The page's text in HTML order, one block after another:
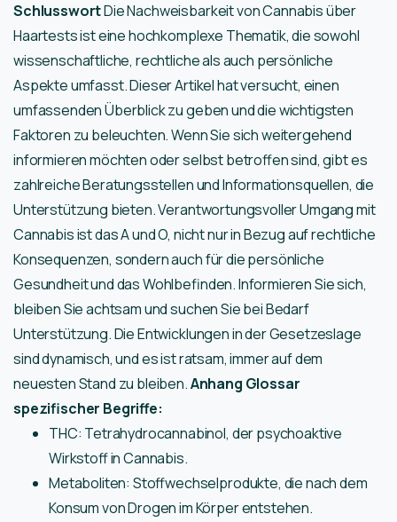
SchlusswortDie Nachweisbarkeit von Cannabis über
Haartests ist eine hochkomplexe Thematik, die sowohl
wissenschaftliche, rechtliche als auch persönliche
Aspekte umfasst. Dieser Artikel hat versucht, einen
umfassenden Überblick zu geben und die wichtigsten
Faktoren zu beleuchten. Wenn Sie sich weitergehend
informieren möchten oder selbst betroffen sind, gibt es
zahlreiche Beratungsstellen und Informationsquellen, die
Unterstützung bieten. Verantwortungsvoller Umgang mit
Cannabis ist das A und O, nicht nur in Bezug auf rechtliche
Konsequenzen, sondern auch für die persönliche
Gesundheit und das Wohlbefinden. Informieren Sie sich,
bleiben Sie achtsam und suchen Sie bei Bedarf
Unterstützung. Die Entwicklungen in der Gesetzeslage
sind dynamisch, und es ist ratsam, immer auf dem
neuesten Stand zu bleiben.Anhang Glossar
spezifischer Begriffe:
THC: Tetrahydrocannabinol, der psychoaktive
Wirkstoff in Cannabis.
Metaboliten: Stoffwechselprodukte, die nach dem
Konsum von Drogen im Körper entstehen.